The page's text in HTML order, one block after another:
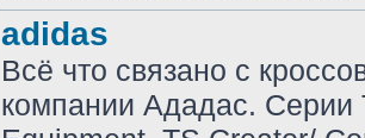
adidas
Всё что связано с
компании Ададас. Серии